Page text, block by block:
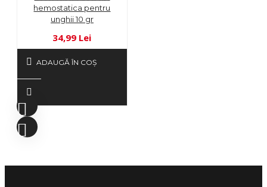
hemostatica pentru
unghii 10 gr
34,99 Lei
ADAUGĂ ÎN COŞ